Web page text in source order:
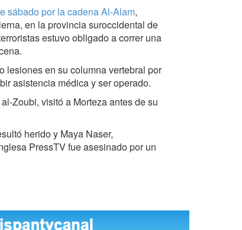
sábado por la cadena Al-Alam,
en la provincia suroccidental de
estuvo obligado a correr una
lesiones en su columna vertebral por
asistencia médica y ser operado.
Zoubi, visitó a Morteza antes de su
herido y Maya Naser,
PressTV fue asesinado por un